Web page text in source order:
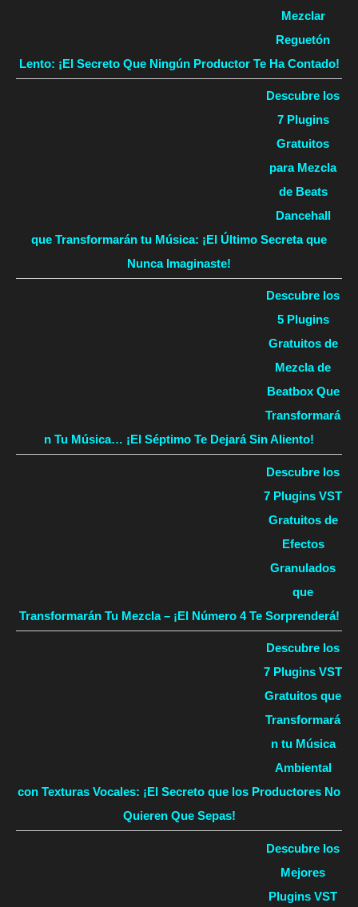
Mezclar
Reguetón
Lento: ¡El Secreto Que Ningún Productor Te Ha Contado!
Descubre los
7 Plugins
Gratuitos
para Mezcla
de Beats
Dancehall
que Transformarán tu Música: ¡El Último Secreta que
Nunca Imaginaste!
Descubre los
5 Plugins
Gratuitos de
Mezcla de
Beatbox Que
Transformará
n Tu Música… ¡El Séptimo Te Dejará Sin Aliento!
Descubre los
7 Plugins VST
Gratuitos de
Efectos
Granulados
que
Transformarán Tu Mezcla – ¡El Número 4 Te Sorprenderá!
Descubre los
7 Plugins VST
Gratuitos que
Transformará
n tu Música
Ambiental
con Texturas Vocales: ¡El Secreto que los Productores No
Quieren Que Sepas!
Descubre los
Mejores
Plugins VST